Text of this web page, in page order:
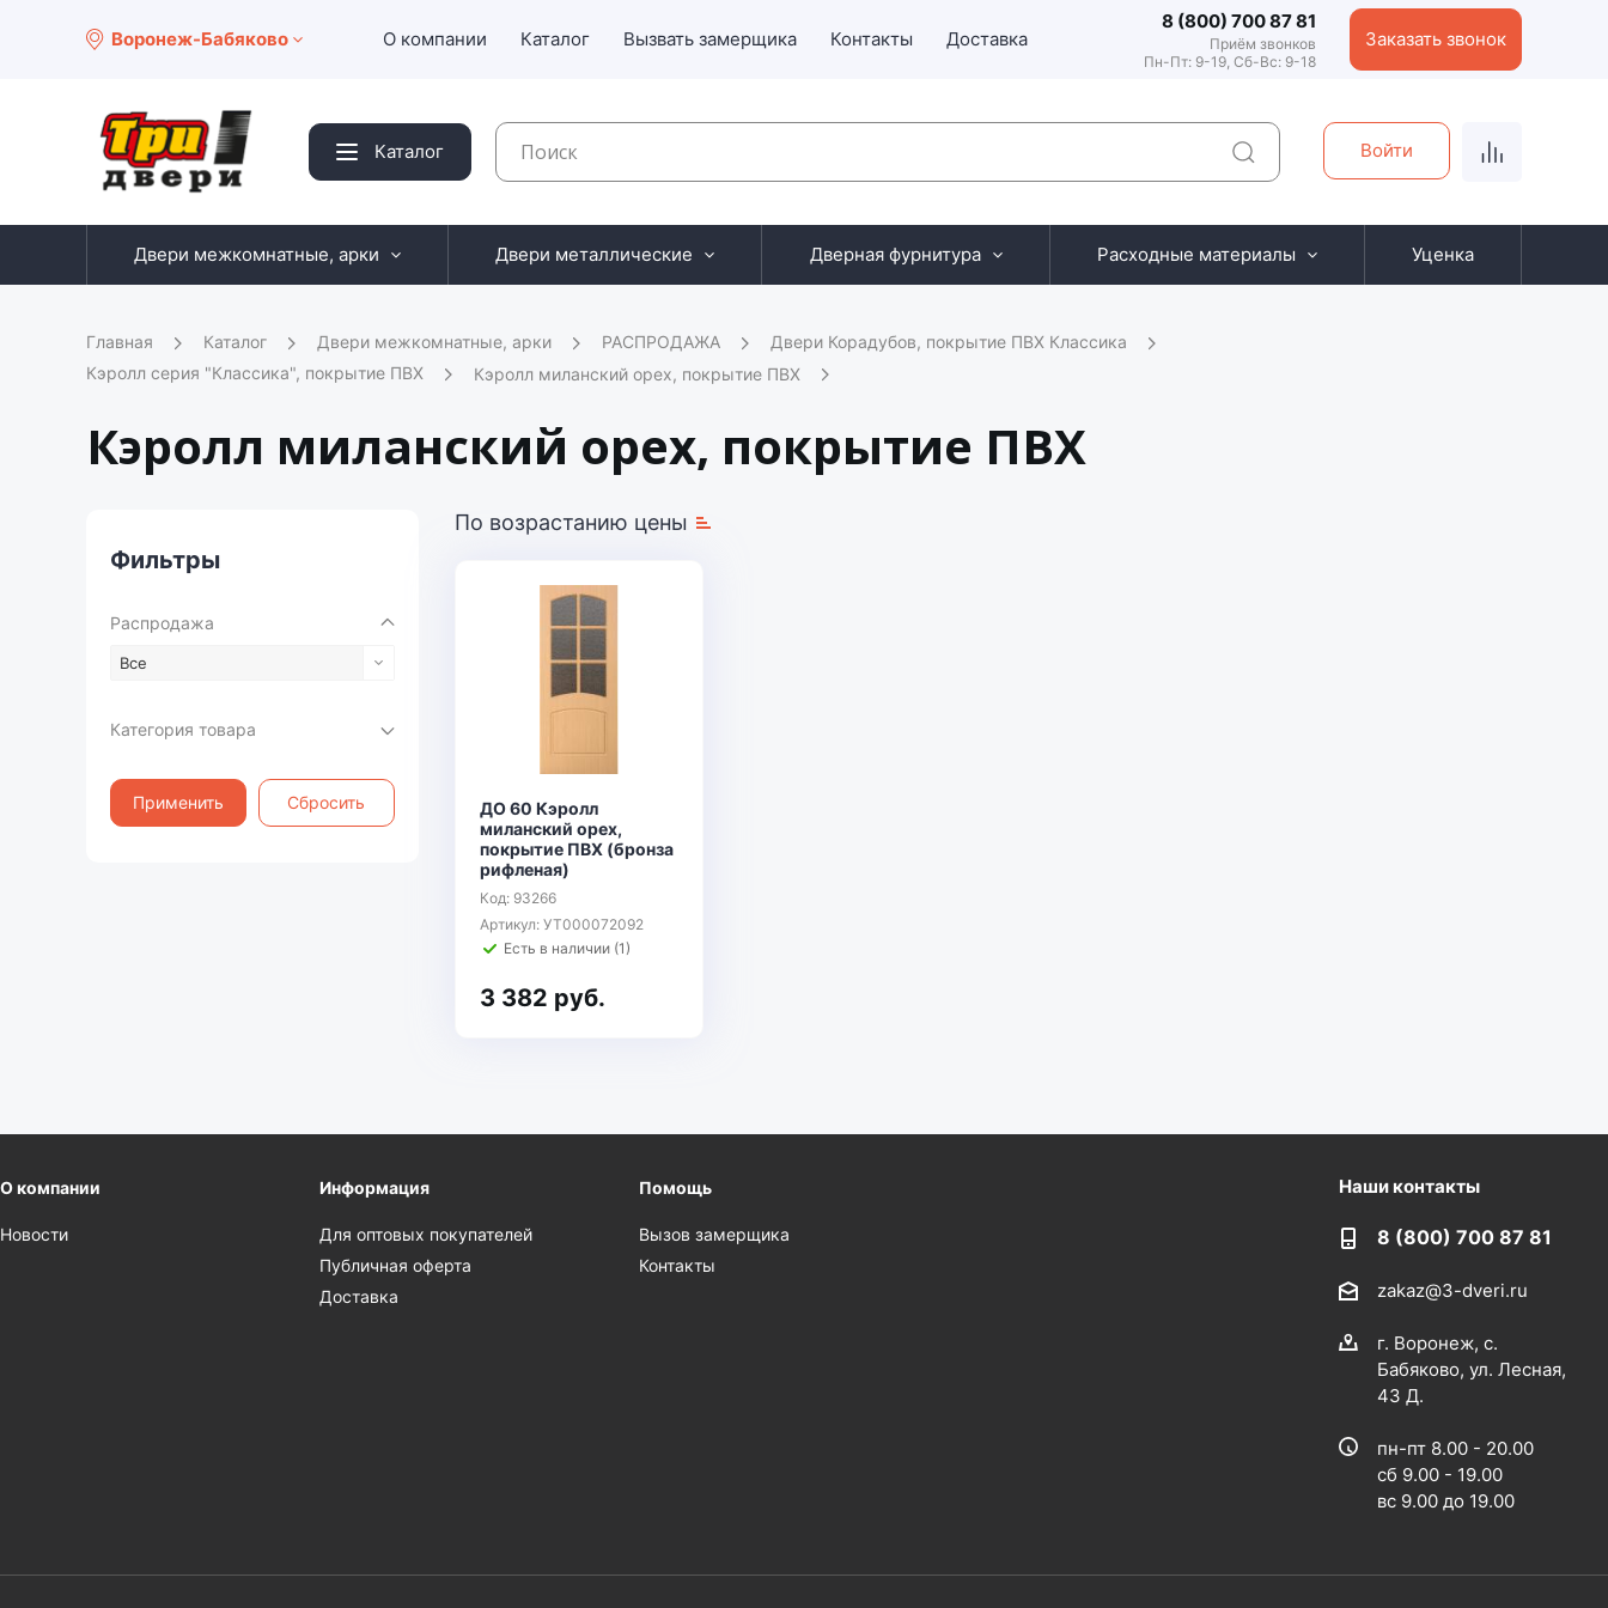
Воронеж-Бабяково О компании Каталог Вызвать замерщика Контакты Доставка
8 (800) 700 87 81
Приём звонков
Пн-Пт: 9-19, Сб-Вс: 9-18
Заказать звонок
Каталог Войти
Двери межкомнатные, арки Двери металлические Дверная фурнитура Расходные материалы Уценка
Главная Каталог Двери межкомнатные, арки РАСПРОДАЖА
Двери Корадубов, покрытие ПВХ Классика
Кэролл серия "Классика", покрытие ПВХ
Кэролл миланский орех, покрытие ПВХ
Кэролл миланский орех, покрытие ПВХ
Фильтры
Распродажа
Все
Категория товара
Применить Сбросить
По возрастанию цены
ДО 60 Кэролл
миланский орех,
покрытие ПВХ (бронза
рифленая)
Код: 93266
Артикул: УТ000072092
Есть в наличии (1)
3 382 руб.
О компании
Новости
Информация
Для оптовых покупателей
Публичная оферта
Доставка
Помощь
Вызов замерщика
Контакты
Наши контакты
8 (800) 700 87 81
zakaz@3-dveri.ru
г. Воронеж, с.
Бабяково, ул. Лесная,
43 Д.
пн-пт 8.00 - 20.00
сб 9.00 - 19.00
вс 9.00 до 19.00